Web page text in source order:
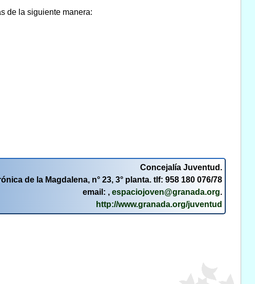
de la siguiente manera:
Concejalía Juventud.
de la Magdalena, n° 23, 3° planta. tlf: 958 180 076/78
email: ,espaciojoven@granada.org.
http://www.granada.org/juventud